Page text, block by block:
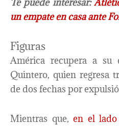
Te puede interesar:
un empate en casa ante
Figuras
América recupera a su
Quintero, quien regresa
de dos fechas por
Mientras que,en el lado